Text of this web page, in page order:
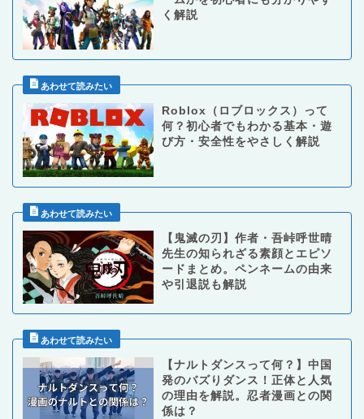
く解説
Roblox（ロブロックス）って
何？初心者でもわかる基本・遊
び方・安全性をやさしく解説
【鬼滅の刃】作者・吾峠呼世晴
先生の知られざる素顔とエピソ
ードまとめ。ペンネームの由来
や引退説も解説
【ナルトダンスって何？】中国
発のバズりダンス！正体と人気
の理由を解説。忍者漫画との関
係は？